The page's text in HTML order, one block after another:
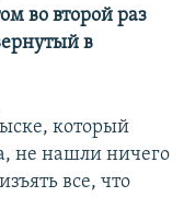
во второй раз
в
который
не нашли ничего
все, что